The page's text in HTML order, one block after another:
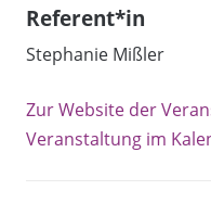
Referent*in
Stephanie Mißler
Zur Website der
Veranstaltung im